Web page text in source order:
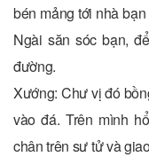
bén mảng tới nhà
Ngài săn sóc bạn,
đường.
Xướng: Chư vị đó
vào đá. Trên mình
chân trên sư tử và